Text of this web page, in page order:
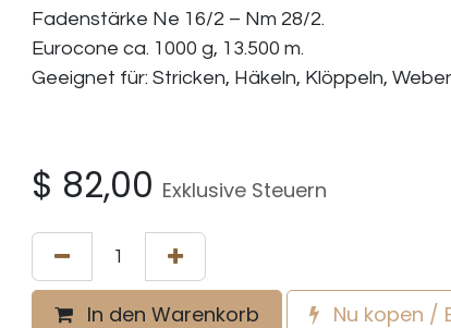
Fadenstärke Ne 16/2 – Nm 28/2.
Eurocone ca. 1000 g, 13.500 m.
Geeignet für: Stricken, Häkeln, Klöppeln,
$ 82,00 Exklusive Steuern
In den Warenkorb Nu kopen /